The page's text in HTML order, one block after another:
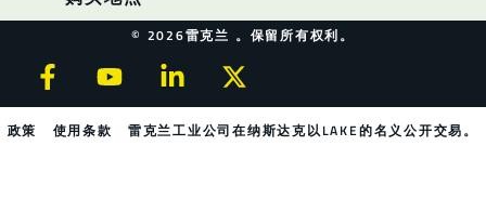
© 2026雷克兰 。保留所有权利。
政策 使用条款 雷克兰工业公司在纳斯达克以LAKE的名义公开交易。